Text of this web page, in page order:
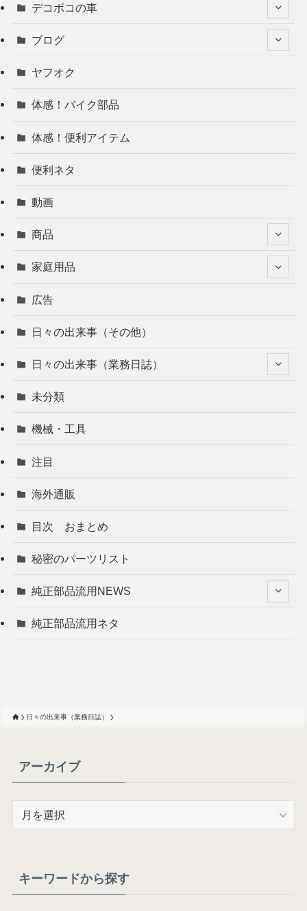
デコボコの車
ブログ
ヤフオク
体感！バイク部品
体感！便利アイテム
便利ネタ
動画
商品
家庭用品
広告
日々の出来事（その他）
日々の出来事（業務日誌）
未分類
機械・工具
注目
海外通販
目次 おまとめ
秘密のパーツリスト
純正部品流用NEWS
純正部品流用ネタ
日々の出来事（業務日誌）
アーカイブ
ブキーワードから探す